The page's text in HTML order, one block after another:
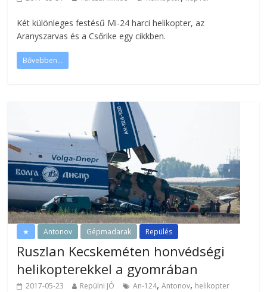
Két különleges festésű Mi-24 harci helikopter, az
Aranyszarvas és a Csőrike egy cikkben.
Bővebben...
★ Antonov Gépmadarak Repülés
Ruszlan Kecskeméten honvédségi
helikopterekkel a gyomrában
2017-05-23 Repülni JÓ An-124,Antonov, helikopter